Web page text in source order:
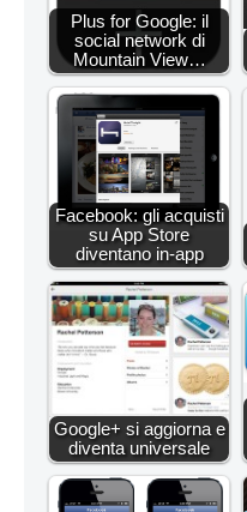
Plus for Google: il
social network di
Mountain View…
Facebook: gli acquisti
su App Store
diventano in-app
Google+ si aggiorna e
diventa universale